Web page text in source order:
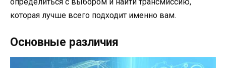
которая лучше всего подходит именно вам.
Основные различия